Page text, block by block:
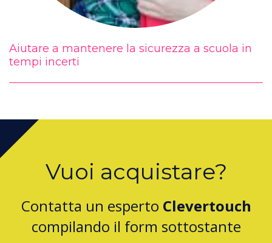
Aiutare a mantenere la sicurezza a scuola in
tempi incerti
Vuoi acquistare?
Contatta un esperto Clevertouch
compilando il form sottostante